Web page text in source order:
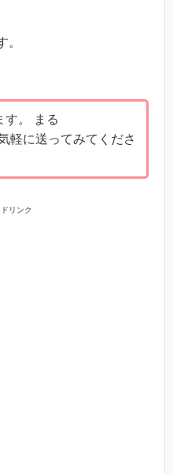
。
す。 まる
軽に送ってみてくださ
リンク